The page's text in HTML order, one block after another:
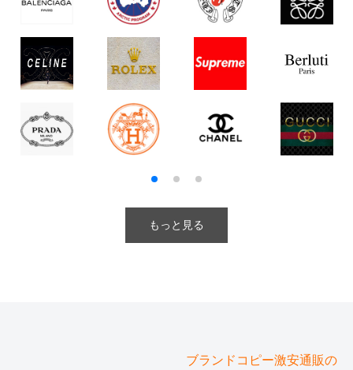
もっと見る
ブランドコピー激安通販の